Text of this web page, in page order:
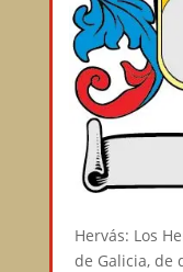
Hervás: Los
de Galicia, de